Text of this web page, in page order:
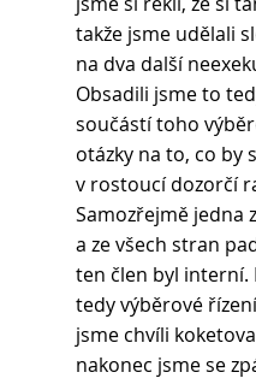
takže jsme udělali
na dva další
Obsadili jsme to
součástí toho
otázky na to, co by
v rostoucí dozorčí
Samozřejmě jedna
a ze všech stran
ten člen byl
tedy výběrové
jsme chvíli
nakonec jsme se